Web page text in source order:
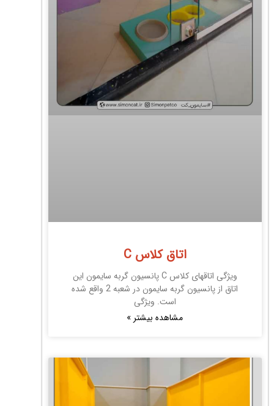
اتاق کلاس C
ویژگی اتاقهای کلاس C پانسیون گربه سایمون این
اتاق از پانسیون گربه سایمون در شعبه 2 واقع شده
است. ویژگی
مشاهده بیشتر »